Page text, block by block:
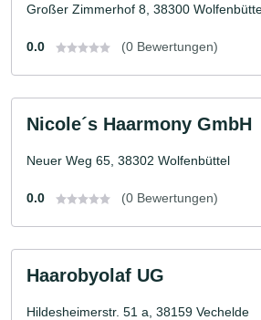
Großer Zimmerhof 8, 38300
0.0 (0 Bewertungen)
Nicole´s Haarmony GmbH
Neuer Weg 65, 38302 Wolfenbüttel
0.0 (0 Bewertungen)
Haarobyolaf UG
Hildesheimerstr. 51 a, 38159 Vechelde